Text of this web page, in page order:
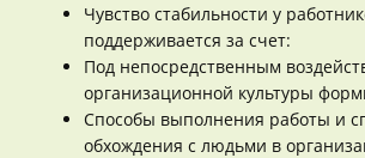
Чувство стабильности у
поддерживается за счет:
Под непосредственным
организационной культуры
Способы выполнения работы и
обхождения с людьми в